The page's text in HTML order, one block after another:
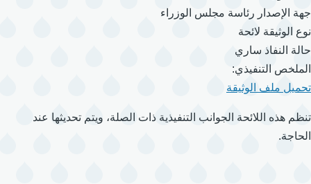
جهة الإصدار رئاسة مجلس الوزراء
نوع الوثيقة لائحة
حالة النفاذ ساري
الملخص التنفيذي:
تحميل ملف الوثيقة
تنظم هذه اللائحة الجوانب التنفيذية ذات الصلة، ويتم تحديثها عند
الحاجة.